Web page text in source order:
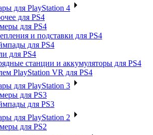
для PlayStation 4
для PS4
для PS4
и подставки для PS4
для PS4
для PS4
станции и аккумуляторы для PS4
PlayStation VR для PS4
для PlayStation 3
для PS3
для PS3
для PlayStation 2
для PS2